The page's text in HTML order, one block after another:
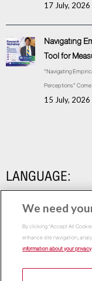
17 July, 2026
Navigating
Tool for
“Navigating
Perceptions” Come
15 July, 2026
LANGUAGE:
We need
By clicking “Accept All
enhance site navigation,
information about your privacy